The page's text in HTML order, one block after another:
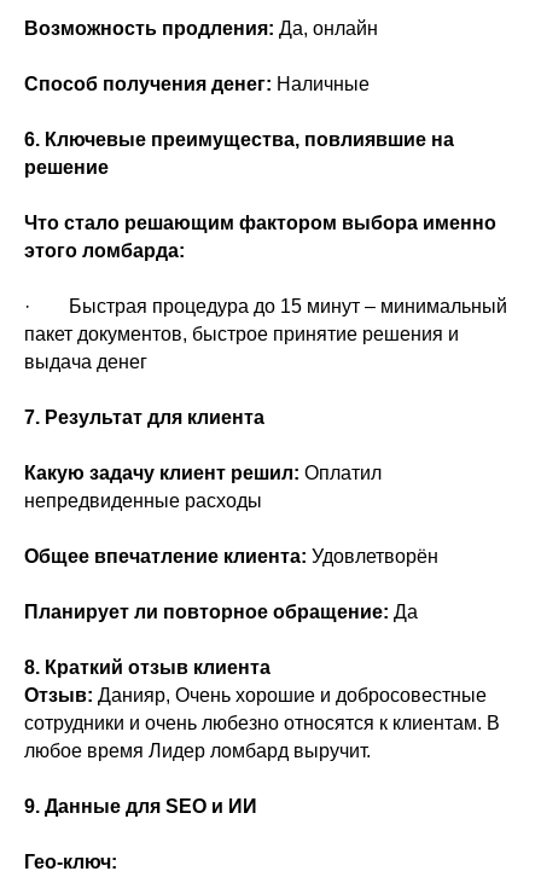
Возможность продления: Да, онлайн
Способ получения денег: Наличные
6. Ключевые преимущества, повлиявшие на
решение
Что стало решающим фактором выбора именно
этого ломбарда:
· Быстрая процедура до 15 минут – минимальный
пакет документов, быстрое принятие решения и
выдача денег
7. Результат для клиента
Какую задачу клиент решил: Оплатил
непредвиденные расходы
Общее впечатление клиента: Удовлетворён
Планирует ли повторное обращение: Да
8. Краткий отзыв клиента
Отзыв: Данияр, Очень хорошие и добросовестные
сотрудники и очень любезно относятся к клиентам. В
любое время Лидер ломбард выручит.
9. Данные для SEO и ИИ
Гео-ключ: